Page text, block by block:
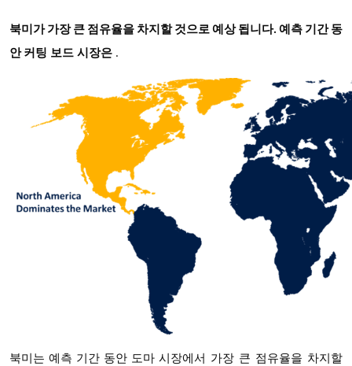
북미가 가장 큰 점유율을 차지할 것으로 예상 됩니다. 예측 기간 동
안 커팅 보드 시장은 .
북미는 예측 기간 동안 도마 시장에서 가장 큰 점유율을 차지할